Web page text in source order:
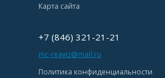
Карта сайта
+7 (846) 321-21-21
mc-reaviz@mail.ru
Политика конфиденциальности